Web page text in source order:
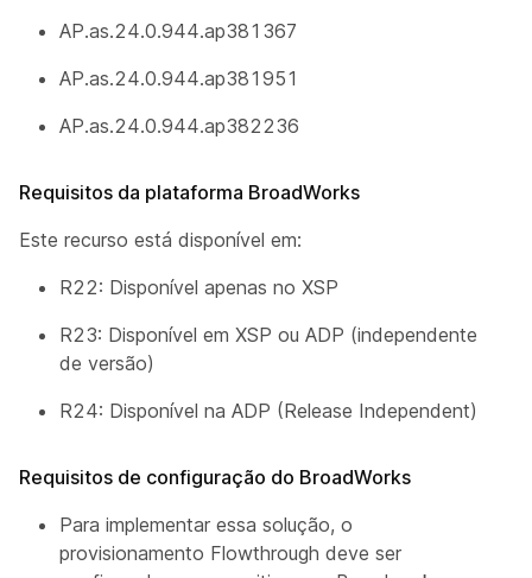
AP.as.24.0.944.ap381367
AP.as.24.0.944.ap381951
AP.as.24.0.944.ap382236
Requisitos da plataforma BroadWorks
Este recurso está disponível em:
R22: Disponível apenas no XSP
R23: Disponível em XSP ou ADP (independente
de versão)
R24: Disponível na ADP (Release Independent)
Requisitos de configuração do BroadWorks
Para implementar essa solução, o
provisionamento Flowthrough deve ser